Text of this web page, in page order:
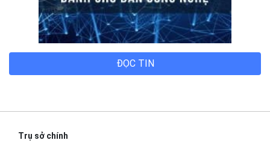
ĐỌC TIN
Trụ sở chính